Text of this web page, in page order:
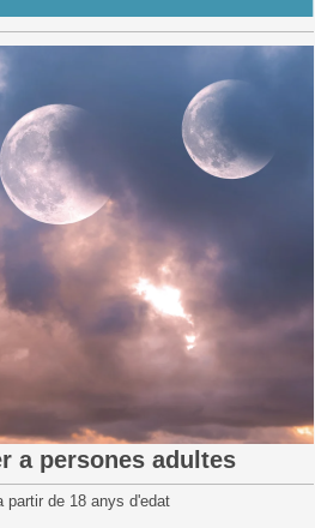
a persones adultes
partir de 18 anys d'edat